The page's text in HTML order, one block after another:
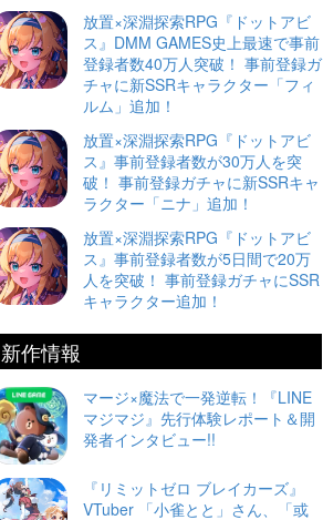
放置×深淵探索RPG『ドットアビ
ス』DMM GAMES史上最速で事前
登録者数40万人突破！ 事前登録ガ
チャに新SSRキャラクター「フィ
ルム」追加！
放置×深淵探索RPG『ドットアビ
ス』事前登録者数が30万人を突
破！ 事前登録ガチャに新SSRキャ
ラクター「ニナ」追加！
放置×深淵探索RPG『ドットアビ
ス』事前登録者数が5日間で20万
人を突破！ 事前登録ガチャにSSR
キャラクター追加！
新作情報
マージ×魔法で一発逆転！『LINE
マジマジ』先行体験レポート＆開
発者インタビュー!!
『リミットゼロ ブレイカーズ』
VTuber 「小雀とと」さん、「或